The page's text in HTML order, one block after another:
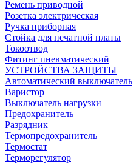
Ремень приводной
Розетка электрическая
Ручка приборная
Стойка для печатной платы
Токоотвод
Фитинг пневматический
УСТРОЙСТВА ЗАЩИТЫ
Автоматический выключатель
Варистор
Выключатель нагрузки
Предохранитель
Разрядник
Термопредохранитель
Термостат
Терморегулятор